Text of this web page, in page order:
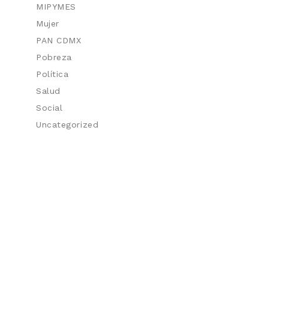
MIPYMES
Mujer
PAN CDMX
Pobreza
Política
Salud
Social
Uncategorized